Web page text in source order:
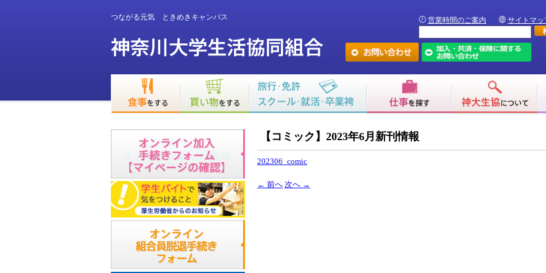
つながる元気 ときめきキャンパス 営業時間のご案内 サイトマッ
【コミック】2023年6月新刊情報
202306_comic
← 前へ 次へ →